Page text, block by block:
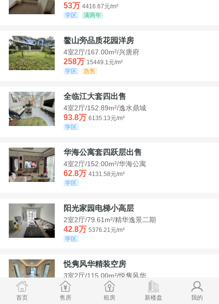
53万 4416.67元/m²
学区
满两年
鳌山旁品质花园洋房
4室2厅/167.00m²/兴唐府
258万 15449.1元/m²
学区
急售
全临江大套四出售
4室2厅/152.89m²/逸水鼎城
93.8万 6135.13元/m²
学区
华海公寓套四跃层出售
4室2厅/152.00m²/华海公寓
62.8万 4131.58元/m²
学区
阳光家园电梯小高层
2室2厅/79.61m²/精华逸景二期
42.8万 5376.21元/m²
学区
悦隽风华精装空房
3室2厅/115.00m²/悦隽风华
95万
8260.87元/m²
学区
首页 售房 租房 新楼盘 我的